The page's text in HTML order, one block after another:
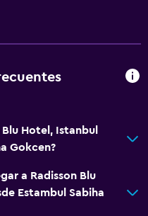
Hotel, Istanbul
Gokcen?
a Radisson Blu
Estambul Sabiha